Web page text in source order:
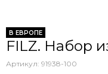
В ЕВРОПЕ
FILZ. Набор
Артикул: 91938-100